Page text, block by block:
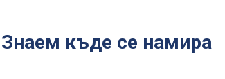
къде се намира